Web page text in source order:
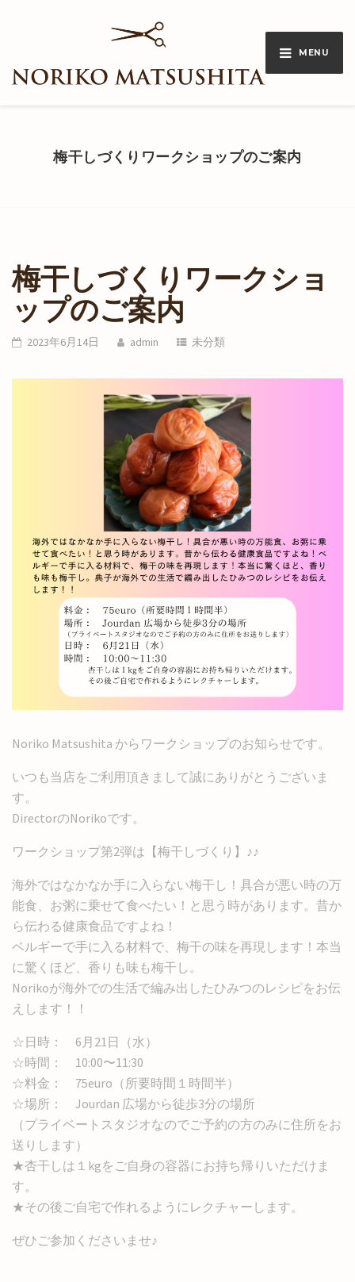
MENU
梅干しづくりワークショップのご案内
梅干しづくりワークショ
ップのご案内
2023年6月14日 admin 未分類
Noriko Matsushita からワークショップのお知らせです。
いつも当店をご利用頂きまして誠にありがとうございま
す。
DirectorのNorikoです。
ワークショップ第2弾は【梅干しづくり】♪♪
海外ではなかなか手に入らない梅干し！具合が悪い時の万
能食、お粥に乗せて食べたい！と思う時があります。昔か
ら伝わる健康食品ですよね！
ベルギーで手に入る材料で、梅干の味を再現します！本当
に驚くほど、香りも味も梅干し。
Norikoが海外での生活で編み出したひみつのレシピをお伝
えします！！
☆日時： 6月21日（水）
☆時間： 10:00〜11:30
☆料金： 75euro（所要時間１時間半）
☆場所： Jourdan 広場から徒歩3分の場所
（プライベートスタジオなのでご予約の方のみに住所をお
送りします）
★杏干しは１kgをご自身の容器にお持ち帰りいただけま
す。
★その後ご自宅で作れるようにレクチャーします。
ぜひご参加くださいませ♪